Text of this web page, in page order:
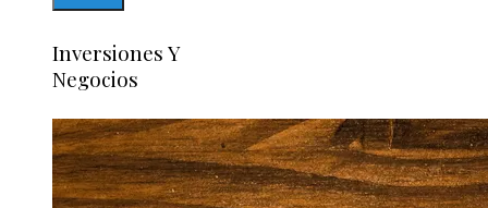
Inversiones Y
Negocios